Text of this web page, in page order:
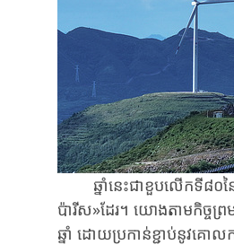
ឆ្នាំ​នេះ​ជា​ខួប​លើក​ទី​៨០​នៃ​
ប៉ារីស»ដែរ។ យោង​តាម​កិច្ច​ព្
ឆ្នាំ ដោយ​ប្រកាន់​ខ្ជាប់នូវគោ